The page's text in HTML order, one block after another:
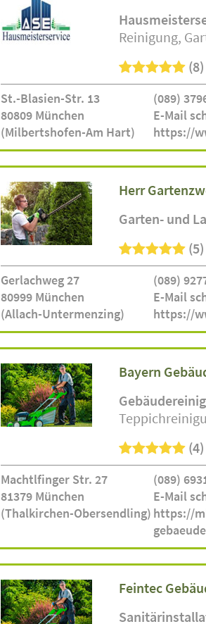
Reinigung
(8)
St.-Blasien-Str. 13
80809 München
(Milbertshofen-Am Hart)
(089)
E-Mail
https://
Herr
Garten- und
(5)
Gerlachweg 27
80999 München
(Allach-Untermenzing)
(089)
E-Mail
https://
Bayern
(4)
Machtlfinger Str. 27
81379 München
(Thalkirchen-Obersendling)
(089)
E-Mail
https://
Feintec